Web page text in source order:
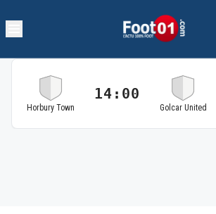
Horbury Town
14:00
Golcar United